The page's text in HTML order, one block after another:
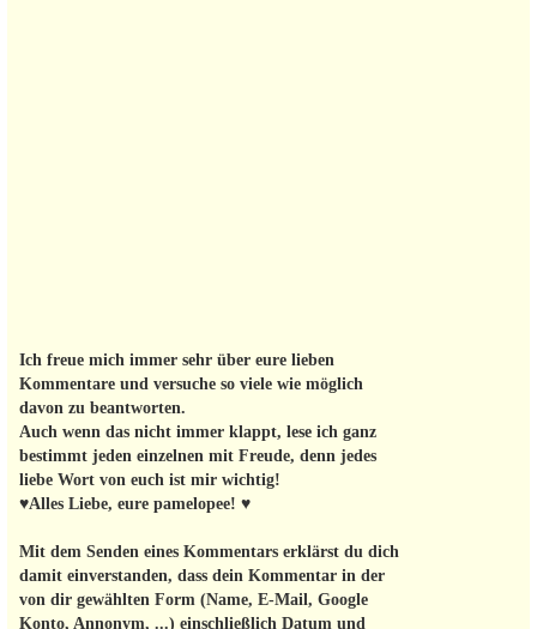
Ich freue mich immer sehr über eure lieben
Kommentare und versuche so viele wie möglich
davon zu beantworten.
Auch wenn das nicht immer klappt, lese ich ganz
bestimmt jeden einzelnen mit Freude, denn jedes
liebe Wort von euch ist mir wichtig!
♥Alles Liebe, eure pamelopee! ♥
Mit dem Senden eines Kommentars erklärst du dich
damit einverstanden, dass dein Kommentar in der
von dir gewählten Form (Name, E-Mail, Google
Konto, Annonym, ...) einschließlich Datum und